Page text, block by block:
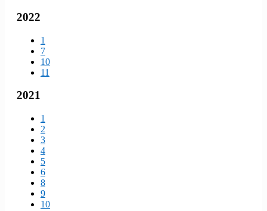
2022
1
7
10
11
2021
1
2
3
4
5
6
8
9
10